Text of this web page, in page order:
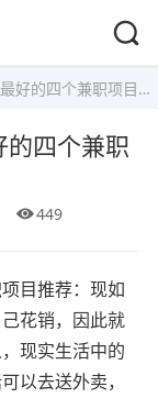
的四个兼职项目推荐
四个兼职
449
目推荐：现如
花销，因此就
现实生活中的
以去送外卖，